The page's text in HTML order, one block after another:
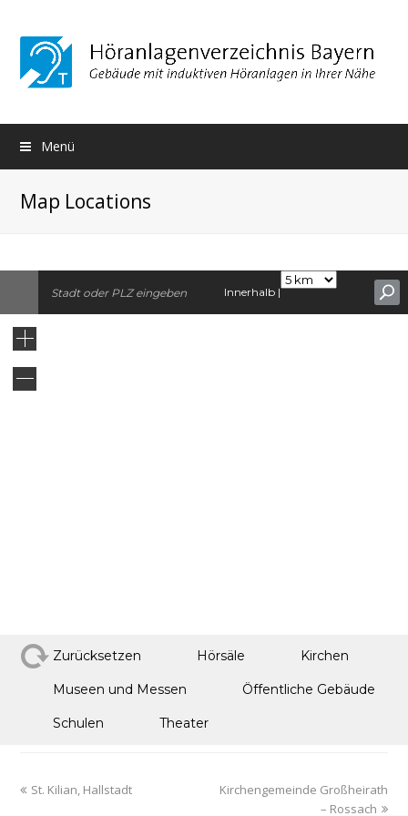
Menü
Map Locations
Innerhalb |
Zurücksetzen Hörsäle Kirchen
Museen und Messen Öffentliche Gebäude
Schulen Theater
St. Kilian, Hallstadt
Kirchengemeinde Großheirath
– Rossach